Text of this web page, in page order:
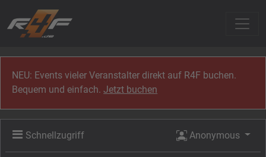
NEU: Events vieler Veranstalter direkt auf R4F buchen.
Bequem und einfach.Jetzt buchen
Schnellzugriff Anonymous